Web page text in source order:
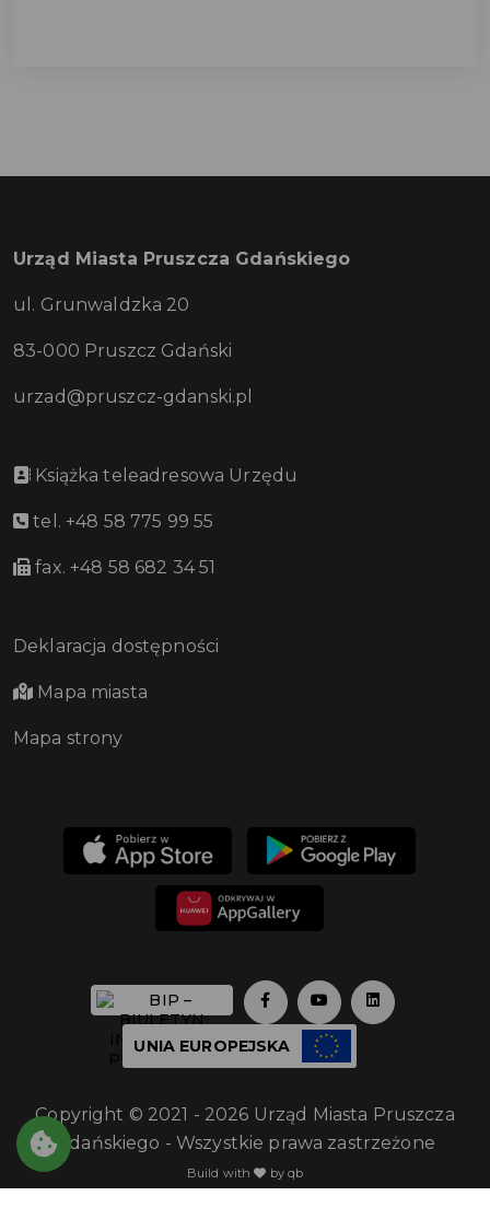
Urząd Miasta Pruszcza Gdańskiego
ul. Grunwaldzka 20
83-000 Pruszcz Gdański
urzad@pruszcz-gdanski.pl
Książka teleadresowa Urzędu
tel. +48 58 775 99 55
fax. +48 58 682 34 51
Deklaracja dostępności
Mapa miasta
Mapa strony
UNIA EUROPEJSKA
Copyright © 2021 - 2026 Urząd Miasta Pruszcza
Gdańskiego - Wszystkie prawa zastrzeżone
Build with by qb